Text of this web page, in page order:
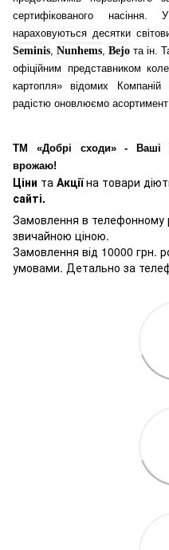
сертифікованого насіння.
нараховуються десятки
Seminis Nunhems Bejo та ін.
офіційним представником
картопля» відомих Компаній
радістю оновлюємо
ТМ «Добрі сходи» - Ваші
врожаю!
Ціни та Акціїна товари
сайті.
Замовлення в
звичайною ціною.
Замовлення від 10000 грн.
умовами. Детально за